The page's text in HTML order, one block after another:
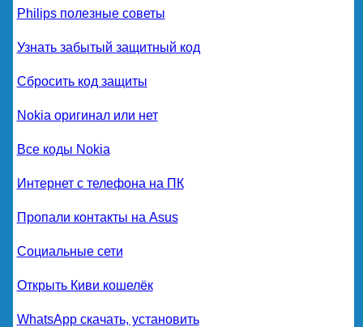
Philips полезные советы
Узнать забытый защитный код
Сбросить код защиты
Nokia оригинал или нет
Все коды Nokia
Интернет с телефона на ПК
Пропали контакты на Asus
Социальные сети
Открыть Киви кошелёк
WhatsApp скачать, установить